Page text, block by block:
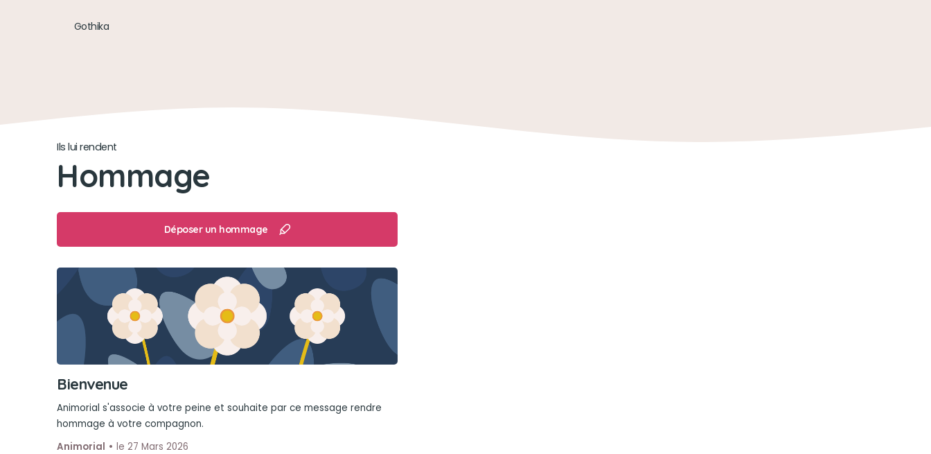
Gothika
Ils lui rendent
Hommage
Déposer un hommage
Bienvenue
Animorial s'associe à votre peine et souhaite par ce message rendre
hommage à votre compagnon.
Animorial
le 27 Mars 2026